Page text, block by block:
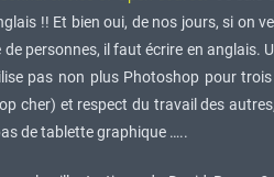
!! Et bien oui, de nos jours, si on
personnes, il faut écrire en anglais.
pas non plus Photoshop pour
cher) et respect du travail des
de tablette graphique …..